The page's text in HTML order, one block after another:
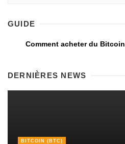
GUIDE
Comment acheter du Bitcoin
DERNIÈRES NEWS
BITCOIN (BTC)